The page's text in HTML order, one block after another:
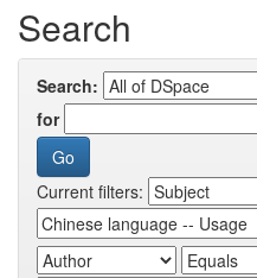
Search
Search:
for
Current filters: